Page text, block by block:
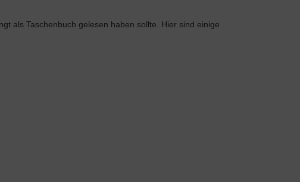
als Taschenbuch gelesen haben sollte. Hier sind einige